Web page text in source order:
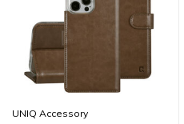
UNIQ Accessory